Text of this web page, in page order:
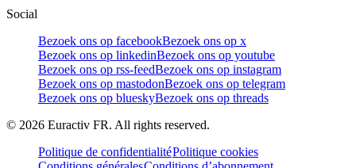
Social
Bezoek ons op facebookBezoek ons op x
Bezoek ons op linkedinBezoek ons op youtube
Bezoek ons op rss-feedBezoek ons op instagram
Bezoek ons op mastodonBezoek ons op telegram
Bezoek ons op blueskyBezoek ons op threads
© 2026 Euractiv FR. All rights reserved.
Politique de confidentialitéPolitique cookies